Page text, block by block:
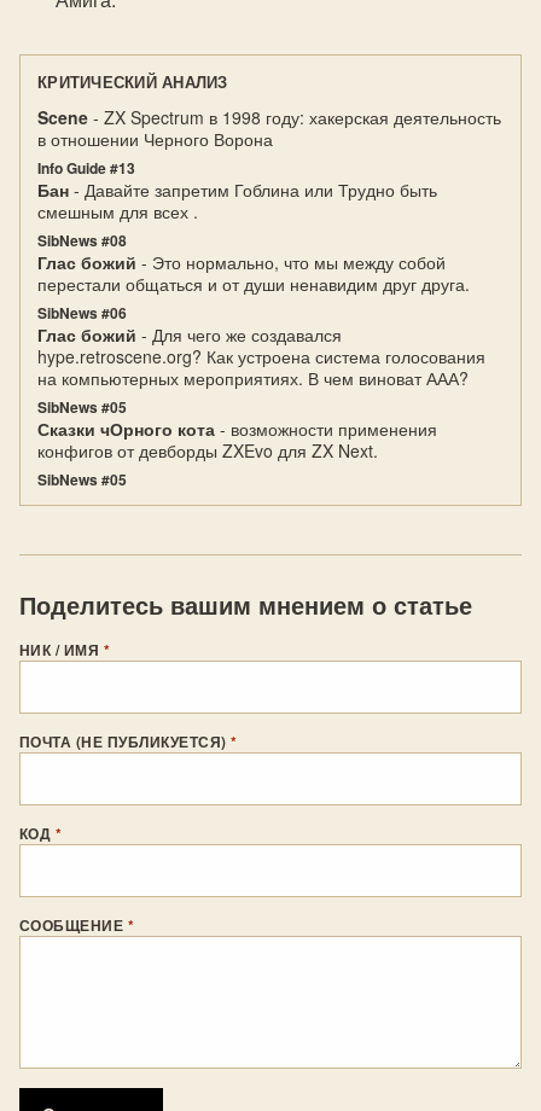
КРИТИЧЕСКИЙ АНАЛИЗ
Scene - ZX Spectrum в 1998 году: хакерская деятельность
в отношении Черного Ворона
Info Guide #13
Бан - Давайте запретим Гоблина или Трудно быть
смешным для всех .
SibNews #08
Глас божий - Это нормально, что мы между собой
перестали общаться и от души ненавидим друг друга.
SibNews #06
Глас божий - Для чего же создавался
hype.retroscene.org? Как устроена система голосования
на компьютерных мероприятиях. В чем виноват ААА?
SibNews #05
Сказки чОрного кота - возможности применения
конфигов от девборды ZXEvo для ZX Next.
SibNews #05
Поделитесь вашим мнением о статье
НИК / ИМЯ *
ПОЧТА (НЕ ПУБЛИКУЕТСЯ)*
КОД *
СООБЩЕНИЕ *